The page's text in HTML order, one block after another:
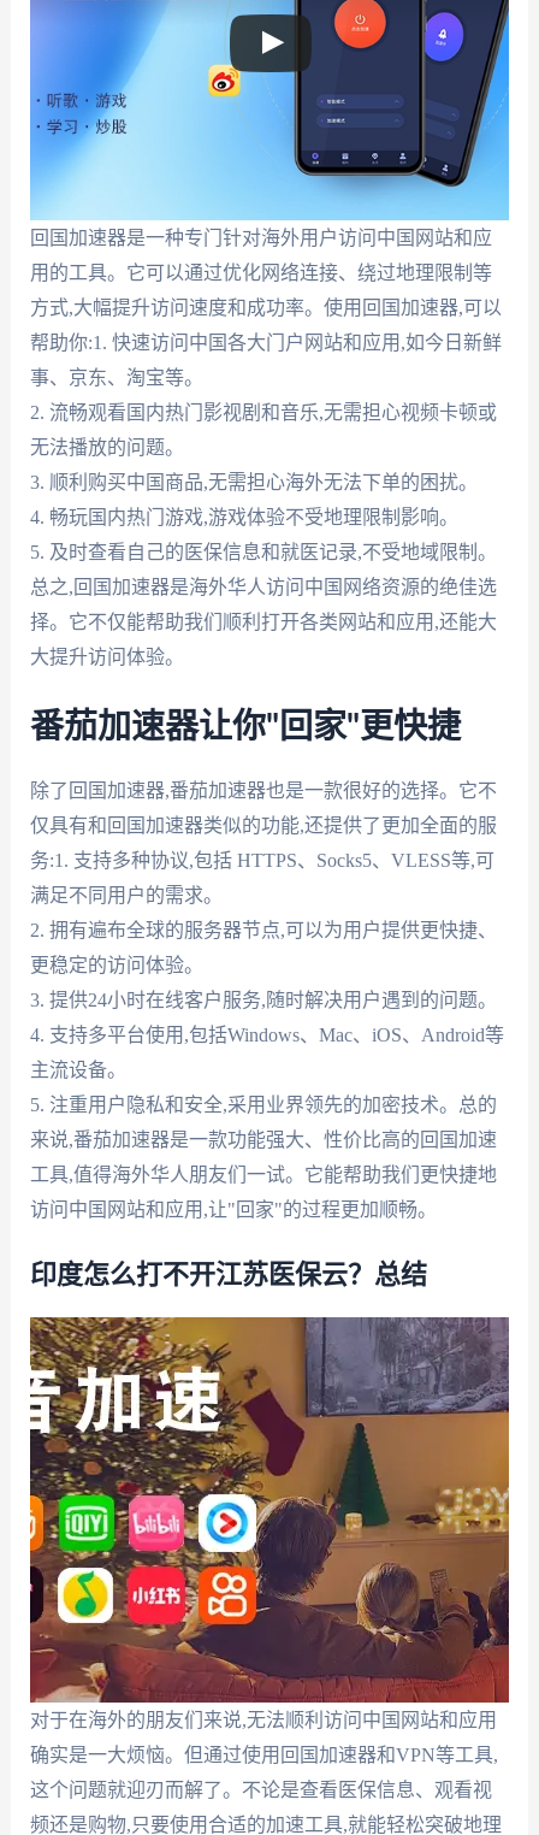
回国加速器是一种专门针对海外用户访问中国网站和应
用的工具。它可以通过优化网络连接、绕过地理限制等
方式,大幅提升访问速度和成功率。使用回国加速器,可以
帮助你:1. 快速访问中国各大门户网站和应用,如今日新鲜
事、京东、淘宝等。
2. 流畅观看国内热门影视剧和音乐,无需担心视频卡顿或
无法播放的问题。
3. 顺利购买中国商品,无需担心海外无法下单的困扰。
4. 畅玩国内热门游戏,游戏体验不受地理限制影响。
5. 及时查看自己的医保信息和就医记录,不受地域限制。
总之,回国加速器是海外华人访问中国网络资源的绝佳选
择。它不仅能帮助我们顺利打开各类网站和应用,还能大
大提升访问体验。
番茄加速器让你"回家"更快捷
除了回国加速器,番茄加速器也是一款很好的选择。它不
仅具有和回国加速器类似的功能,还提供了更加全面的服
务:1. 支持多种协议,包括 HTTPS、Socks5、VLESS等,可
满足不同用户的需求。
2. 拥有遍布全球的服务器节点,可以为用户提供更快捷、
更稳定的访问体验。
3. 提供24小时在线客户服务,随时解决用户遇到的问题。
4. 支持多平台使用,包括Windows、Mac、iOS、Android等
主流设备。
5. 注重用户隐私和安全,采用业界领先的加密技术。总的
来说,番茄加速器是一款功能强大、性价比高的回国加速
工具,值得海外华人朋友们一试。它能帮助我们更快捷地
访问中国网站和应用,让"回家"的过程更加顺畅。
印度怎么打不开江苏医保云？总结
对于在海外的朋友们来说,无法顺利访问中国网站和应用
确实是一大烦恼。但通过使用回国加速器和VPN等工具,
这个问题就迎刃而解了。不论是查看医保信息、观看视
频还是购物,只要使用合适的加速工具,就能轻松突破地理